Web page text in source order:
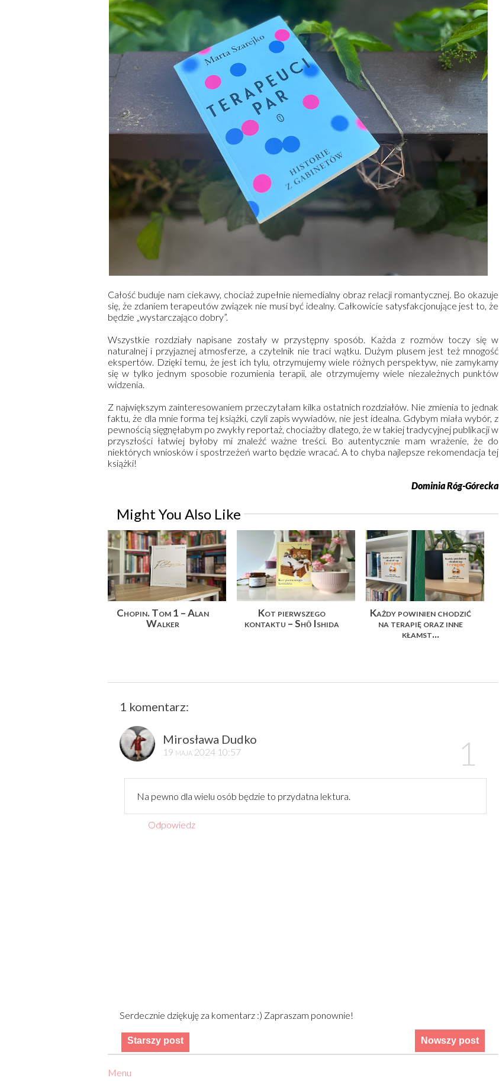
Całość buduje nam ciekawy, chociaż zupełnie niemedialny obraz relacji romantycznej. Bo okazuje
się, że zdaniem terapeutów związek nie musi być idealny. Całkowicie satysfakcjonujące jest to, że
będzie „wystarczająco dobry”.
Wszystkie rozdziały napisane zostały w przystępny sposób. Każda z rozmów toczy się w
naturalnej i przyjaznej atmosferze, a czytelnik nie traci wątku. Dużym plusem jest też mnogość
ekspertów. Dzięki temu, że jest ich tylu, otrzymujemy wiele różnych perspektyw, nie zamykamy
się w tylko jednym sposobie rozumienia terapii, ale otrzymujemy wiele niezależnych punktów
widzenia.
Z największym zainteresowaniem przeczytałam kilka ostatnich rozdziałów. Nie zmienia to jednak
faktu, że dla mnie forma tej książki, czyli zapis wywiadów, nie jest idealna. Gdybym miała wybór, z
pewnością sięgnęłabym po zwykły reportaż, chociażby dlatego, że w takiej tradycyjnej publikacji w
przyszłości łatwiej byłoby mi znaleźć ważne treści. Bo autentycznie mam wrażenie, że do
niektórych wniosków i spostrzeżeń warto będzie wracać. A to chyba najlepsze rekomendacja tej
książki!
Dominia Róg-Górecka
Might You Also Like
Chopin. Tom 1 – Alan
Walker
Kot pierwszego
kontaktu – Shō Ishida
Każdy powinien chodzić
na terapię oraz inne
kłamst...
1 komentarz:
Mirosława Dudko
19 maja 2024 10:57
Na pewno dla wielu osób będzie to przydatna lektura.
Odpowiedz
Serdecznie dziękuję za komentarz :) Zapraszam ponownie!
Nowszy post
Starszy post
Menu